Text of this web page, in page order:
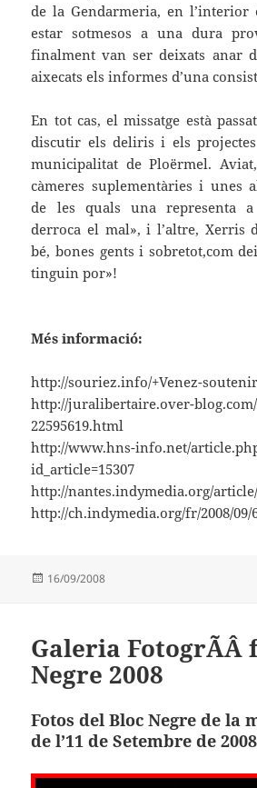
de la Gendarmeria, en l’interior
estar sotmesos a una dura
finalment van ser deixats anar
aixecats els informes d’una
En tot cas, el missatge està
discutir els deliris i els
municipalitat de Ploërmel.
càmeres suplementàries i unes
de les quals una representa
derroca el mal», i l’altre, Xerris
bé, bones gents i sobretot,com
tinguin por»!
Més informació:
http://souriez.info/+Venez-
http://juralibertaire.over-
22595619.html
http://www.hns-info.net/
id_article=15307
http://nantes.indymedia.org/
http://ch.indymedia.org/fr/2008/09/
Publicat
16/09/2008
Galeria FotogrÃÂ
Negre 2008
Fotos del Bloc Negre de la
de l’11 de Setembre de 2008